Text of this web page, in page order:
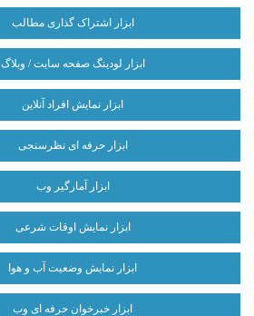
ابزار اشتراک گذاری مطالب
ابزار لودینگ صفحه سایت / وبلاگ
ابزار نمایش افراد آنلاین
ابزار حرفه ای نظرسنجی
ابزار آمارگیر وب
ابزار نمایش اوقات شرعی
ابزار نمایش وضعیت آب و هوا
ابزار خبرخوان حرفه ای وب